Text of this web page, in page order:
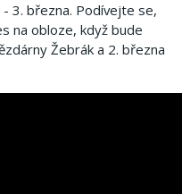
3. března. Podívejte se,
na obloze, když bude
Žebrák a 2. března